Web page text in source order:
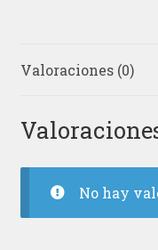
Valoraciones (0)
No hay